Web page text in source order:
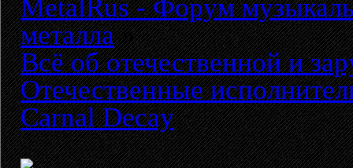
MetalRus - Форум
металла»
Всё об отечественной и
Отечественные
Carnal Decay